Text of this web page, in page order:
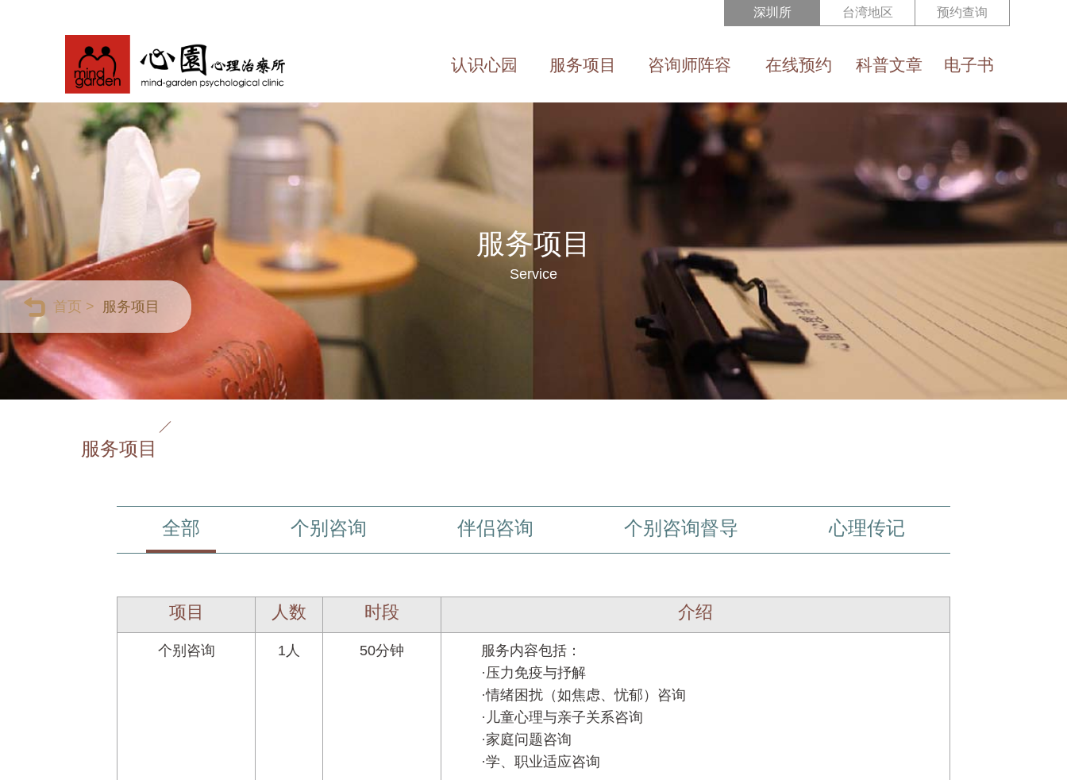
深圳所 台湾地区 预约查询
认识心园 服务项目 咨询师阵容 在线预约 科普文章 电子书
服务项目
Service
首页 > 服务项目
服务项目
全部 个别咨询 伴侣咨询 个别咨询督导 心理传记
项目 人数 时段 介绍
个别咨询 1人 50分钟
服务内容包括：
·压力免疫与抒解
·情绪困扰（如焦虑、忧郁）咨询
·儿童心理与亲子关系咨询
·家庭问题咨询
·学、职业适应咨询